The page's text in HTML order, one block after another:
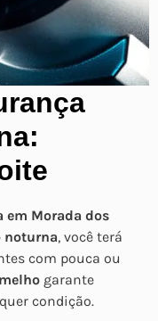
em Morada dos
noturna, você terá
com pouca ou
garante
condição.